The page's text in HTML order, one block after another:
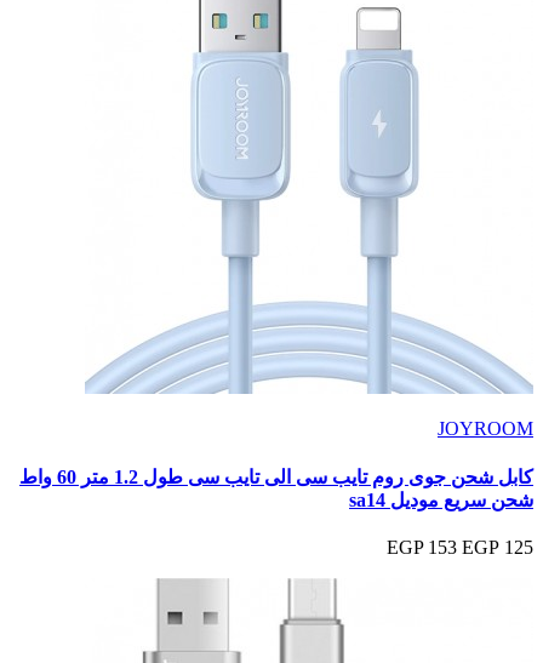
JOYROOM
كابل شحن جوى روم تايب سى الى تايب سى طول 1.2 متر 60 واط
شحن سريع موديل sa14
125 EGP
153 EGP